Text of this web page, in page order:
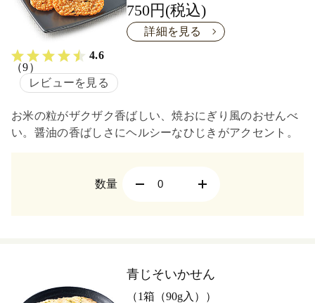
4.6
（9）
レビューを見る
750円(税込)
詳細を見る
お米の粒がザクザク香ばしい、焼おにぎり風のおせんべ
い。醤油の香ばしさにヘルシーなひじきがアクセント。
数量
青じそいかせん
（1箱（90g入））